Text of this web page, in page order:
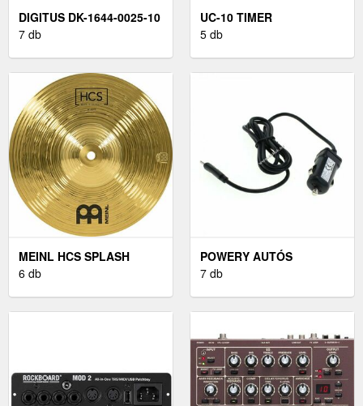
DIGITUS DK-1644-0025-10
7 db
UC-10 TIMER
5 db
MEINL HCS SPLASH
CINTÁNYÉR 10"
6 db
POWERY AUTÓS
TÖLTŐKÁBEL HTC 10
7 db